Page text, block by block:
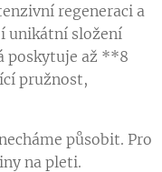
regeneraci a
unikátní složení
poskytuje až **8
pružnost,
působit. Pro
na pleti.